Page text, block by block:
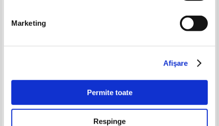
Marketing
Afişare
Permite toate
Respinge
Alexander McCall Smith - The
Agatha Christie - Ceasul rau pe